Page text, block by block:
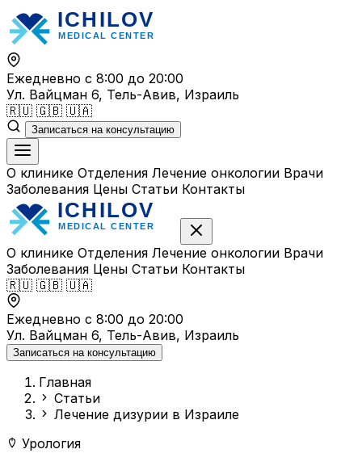
Перейти
к
содержимому
Ежедневно с 8:00 до 20:00
Ул. Вайцман 6, Тель-Авив, Израиль
🇷🇺 🇬🇧 🇺🇦
Записаться на консультацию
О клинике Отделения Лечение онкологии Врачи
Заболевания Цены Статьи Контакты
О клинике Отделения Лечение онкологии Врачи
Заболевания Цены Статьи Контакты
🇷🇺 🇬🇧 🇺🇦
Ежедневно с 8:00 до 20:00
Ул. Вайцман 6, Тель-Авив, Израиль
Записаться на консультацию
Главная
Статьи
Лечение дизурии в Израиле
Урология